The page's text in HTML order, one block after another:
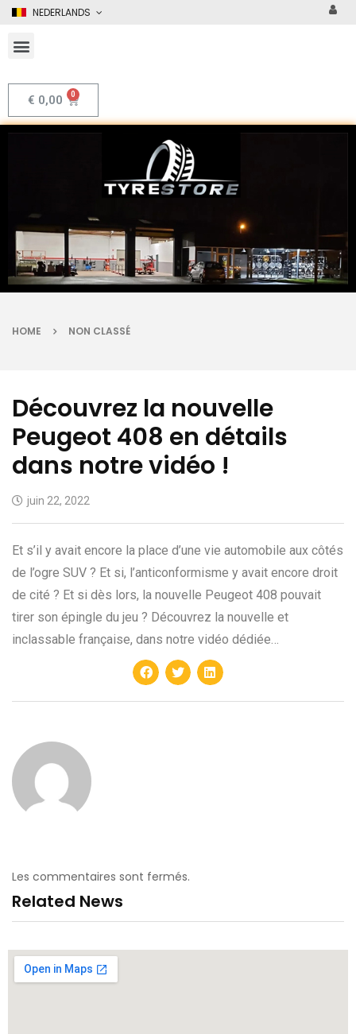
NEDERLANDS
€ 0,00
HOME NON CLASSÉ
Découvrez la nouvelle
Peugeot 408 en détails
dans notre vidéo !
juin 22, 2022
Et s’il y avait encore la place d’une vie automobile aux côtés
de l’ogre SUV ? Et si, l’anticonformisme y avait encore droit
de cité ? Et si dès lors, la nouvelle Peugeot 408 pouvait
tirer son épingle du jeu ? Découvrez la nouvelle et
inclassable française, dans notre vidéo dédiée…
Les commentaires sont fermés.
Related News